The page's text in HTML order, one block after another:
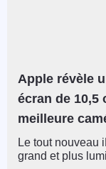
Apple révèle
écran de 10,5
meilleure
Le tout nouveau
grand et plus